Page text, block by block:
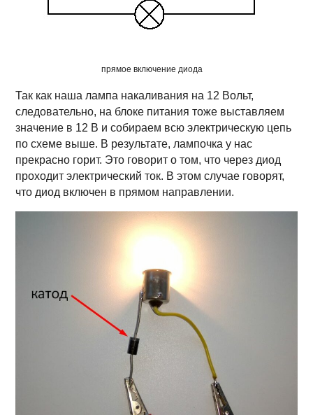
прямое включение диода
Так как наша лампа накаливания на 12 Вольт,
следовательно, на блоке питания тоже выставляем
значение в 12 В и собираем всю электрическую цепь
по схеме выше. В результате, лампочка у нас
прекрасно горит. Это говорит о том, что через диод
проходит электрический ток. В этом случае говорят,
что диод включен в прямом направлении.